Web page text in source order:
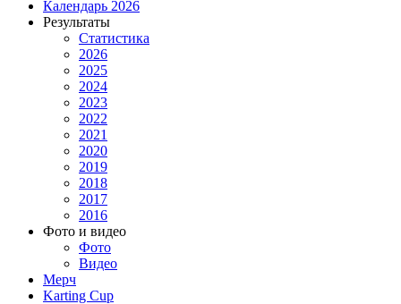
Календарь 2026
Результаты
Статистика
2026
2025
2024
2023
2022
2021
2020
2019
2018
2017
2016
Фото и видео
Фото
Видео
Мерч
Karting Cup